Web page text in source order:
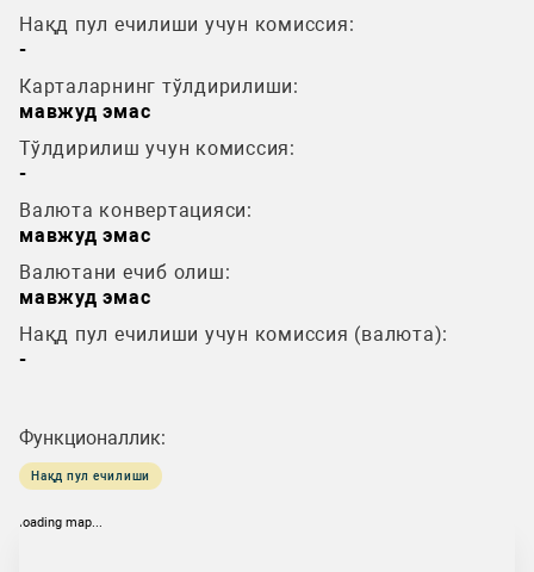
Нақд пул ечилиши учун комиссия:
-
Карталарнинг тўлдирилиши:
мавжуд эмас
Тўлдирилиш учун комиссия:
-
Валюта конвертацияси:
мавжуд эмас
Валютани ечиб олиш:
мавжуд эмас
Нақд пул ечилиши учун комиссия (валюта):
-
Функционаллик:
Нақд пул ечилиши
loading map...